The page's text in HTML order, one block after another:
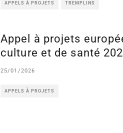
APPELS À PROJETS TREMPLINS
Appel à projets
culture et de santé
25/01/2026
APPELS À PROJETS